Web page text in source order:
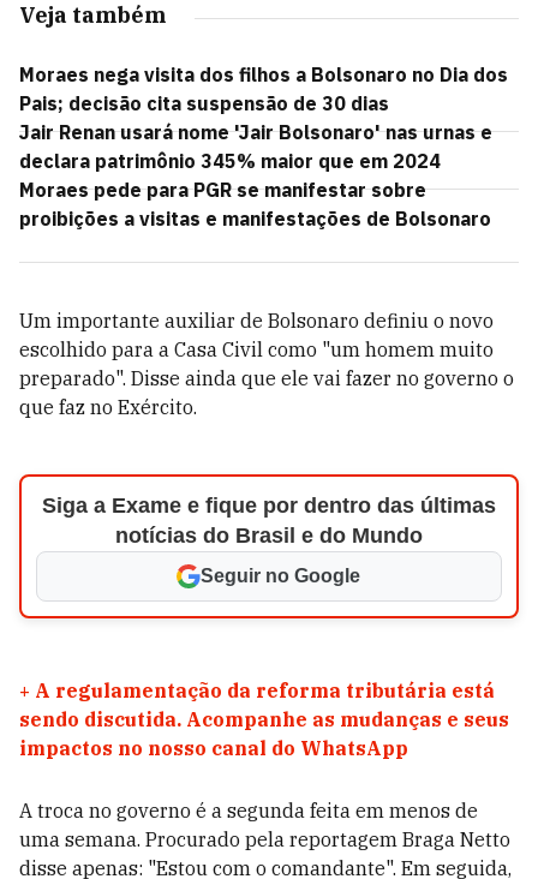
Veja também
Moraes nega visita dos filhos a Bolsonaro no Dia dos
Pais; decisão cita suspensão de 30 dias
Jair Renan usará nome 'Jair Bolsonaro' nas urnas e
declara patrimônio 345% maior que em 2024
Moraes pede para PGR se manifestar sobre
proibições a visitas e manifestações de Bolsonaro
Um importante auxiliar de Bolsonaro definiu o novo
escolhido para a Casa Civil como "um homem muito
preparado". Disse ainda que ele vai fazer no governo o
que faz no Exército.
Siga a Exame e fique por dentro das últimas
notícias do Brasil e do Mundo
Seguir no Google
+ A regulamentação da reforma tributária está
sendo discutida. Acompanhe as mudanças e seus
impactos no nosso canal do WhatsApp
A troca no governo é a segunda feita em menos de
uma semana. Procurado pela reportagem Braga Netto
disse apenas: "Estou com o comandante". Em seguida,